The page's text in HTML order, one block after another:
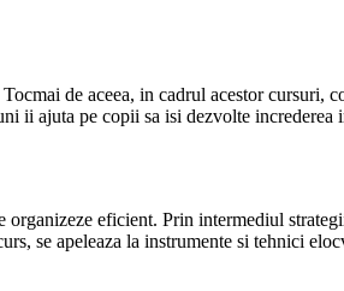
de aceea, in cadrul acestor cursuri,
ii ajuta pe copii sa isi dezvolte
organizeze eficient. Prin intermediul
se apeleaza la instrumente si tehnici